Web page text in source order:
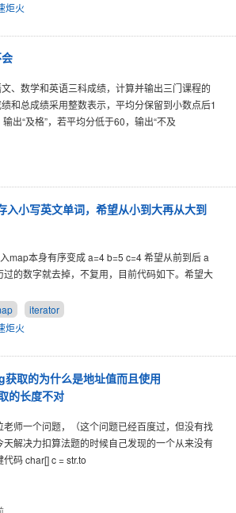
炬火
、数学和英语三科成绩，计算并输出三门课程的
和总成绩采用整数表示，平均分保留到小数点后1
出“及格”，若平均分低于60，输出“不及
入小写英文单词，希望从小到大再从大到
map本身有序变成 a=4 b=5 c=4 希望从前到后 a
的数字就去掉，不复用，目前代码如下。希望大
iterator
炬火
取的为什么是地址值而且使用
的长度不对
师一个问题，（这个问题已经百度过，但没有找
解决力扣算法题的时候自己发现的一个从来没有
码 char[] c = str.to